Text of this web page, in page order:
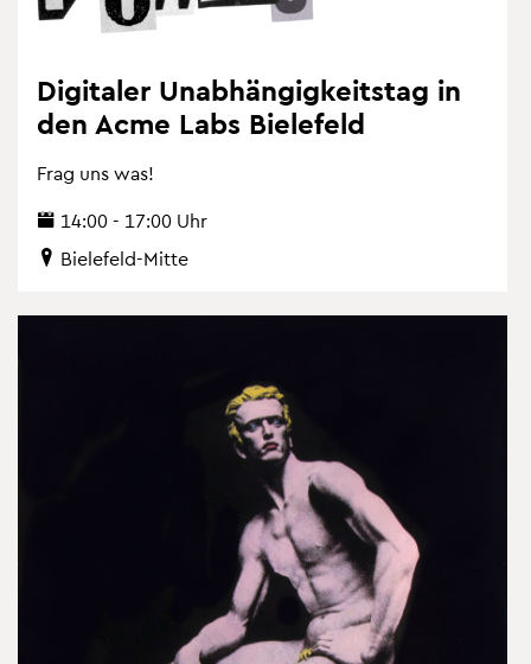
Di­gi­ta­ler Un­ab­hän­gig­keits­tag in
den Acme Labs Bie­le­feld
Frag uns was!
14:00 - 17:00 Uhr
Bie­le­feld-Mitte